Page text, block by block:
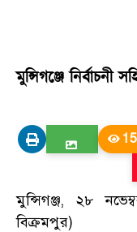
মুন্সিগঞ্জে নির্বাচনী
মুন্সিগঞ্জ, ২৮
বিক্রমপুর)